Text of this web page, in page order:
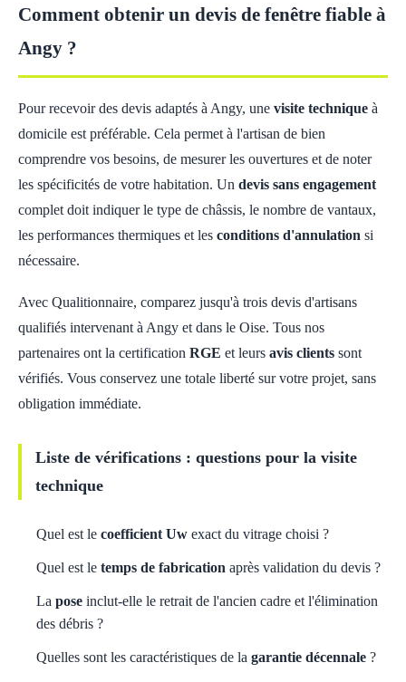
Comment obtenir un devis de fenêtre fiable à
Angy ?
Pour recevoir des devis adaptés à Angy, une visite technique à
domicile est préférable. Cela permet à l'artisan de bien
comprendre vos besoins, de mesurer les ouvertures et de noter
les spécificités de votre habitation. Un devis sans engagement
complet doit indiquer le type de châssis, le nombre de vantaux,
les performances thermiques et les conditions d'annulation si
nécessaire.
Avec Qualitionnaire, comparez jusqu'à trois devis d'artisans
qualifiés intervenant à Angy et dans le Oise. Tous nos
partenaires ont la certification RGE et leurs avis clients sont
vérifiés. Vous conservez une totale liberté sur votre projet, sans
obligation immédiate.
Liste de vérifications : questions pour la visite
technique
Quel est le coefficient Uw exact du vitrage choisi ?
Quel est le temps de fabrication après validation du devis ?
La pose inclut-elle le retrait de l'ancien cadre et l'élimination
des débris ?
Quelles sont les caractéristiques de la garantie décennale ?